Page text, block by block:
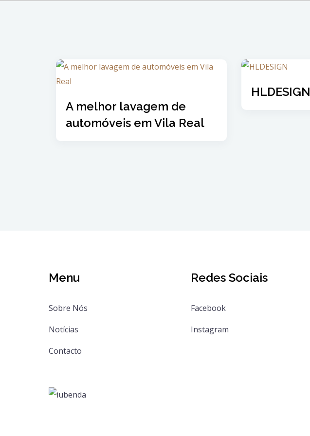
A melhor lavagem de
automóveis em Vila Real
HLDESIGN
Menu
Sobre Nós
Notícias
Contacto
Redes Sociais
Facebook
Instagram